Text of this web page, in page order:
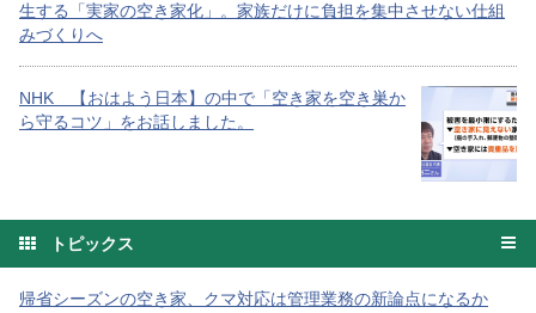
生する「実家の空き家化」。家族だけに負担を集中させない仕組
みづくりへ
NHK 【おはよう日本】の中で「空き家を空き巣か
ら守るコツ」をお話しました。
トピックス
帰省シーズンの空き家、クマ対応は管理業務の新論点になるか